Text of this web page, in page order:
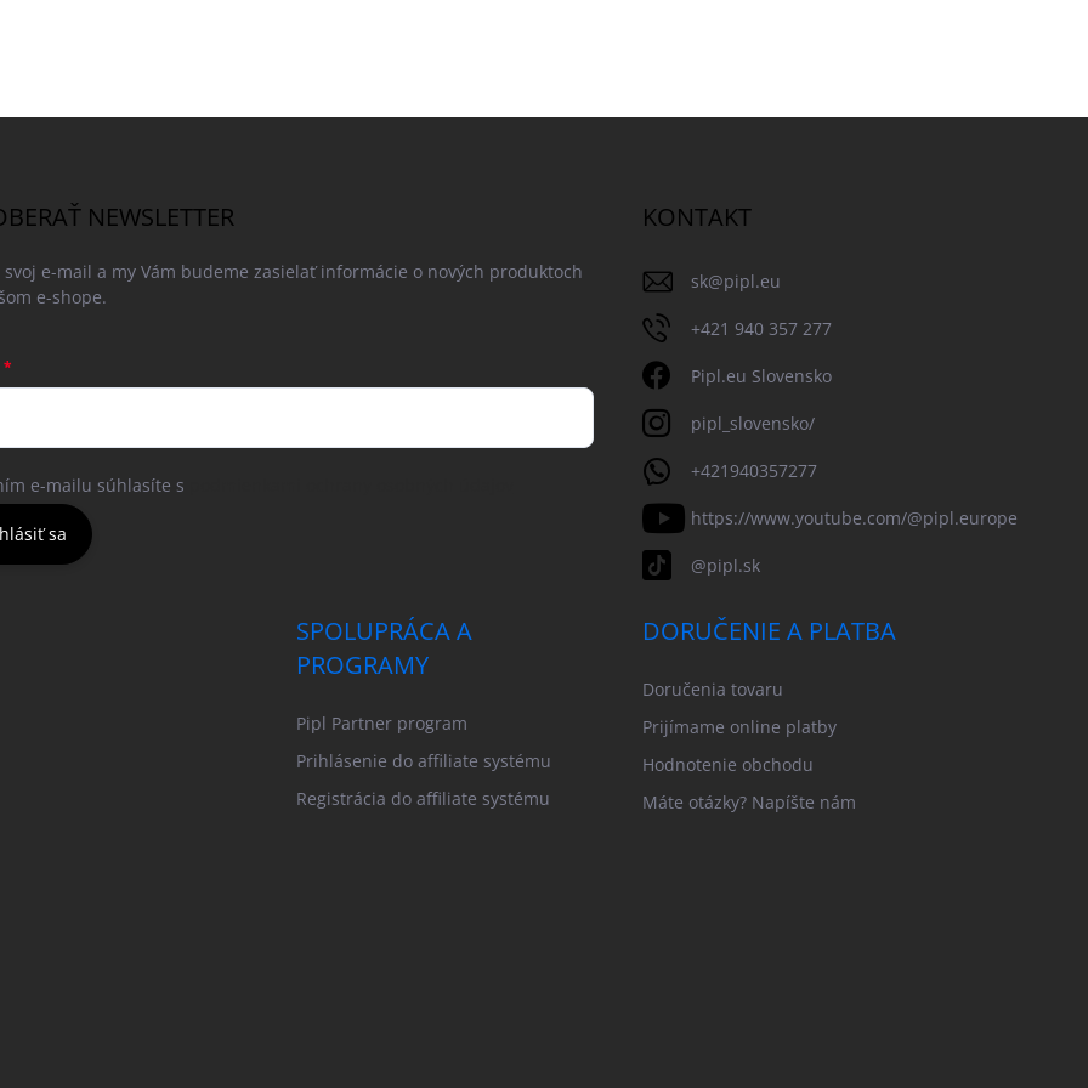
NEWSLETTER
svoj e-mail a my Vám budeme zasielať informácie o nových produktoch
e-shope.
e-mailu súhlasíte s
sa
KONTAKT
sk@pipl.eu
+421 940 357 277
Pipl.eu Slovensko
pipl_slovensko/
+421940357277
https://www.youtube.com/@pipl.europe
@pipl.sk
SPOLUPRÁCA A
PROGRAMY
Pipl Partner program
Prihlásenie do affiliate systému
Registrácia do affiliate systému
DORUČENIE A PLATBA
Doručenia tovaru
Prijímame online platby
Hodnotenie obchodu
Máte otázky? Napíšte nám